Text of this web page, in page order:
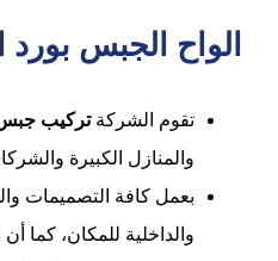
الواح الجبس بورد
تقوم الشركةتركيب جبس
والمنازل الكبيرة
بعمل كافة التصميمات
والداخلية للمكان، كما